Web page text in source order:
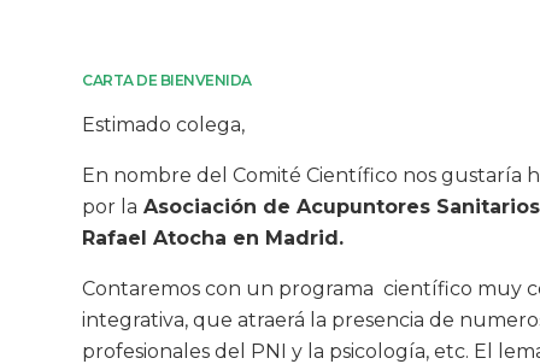
CARTA DE BIENVENIDA
Estimado colega,
En nombre del Comité Científico nos gustaría
por la Asociación de Acupuntores
Rafael Atocha en Madrid.
Contaremos con un programa científico muy
integrativa, que atraerá la presencia de
profesionales del PNI y la psicología, etc. El